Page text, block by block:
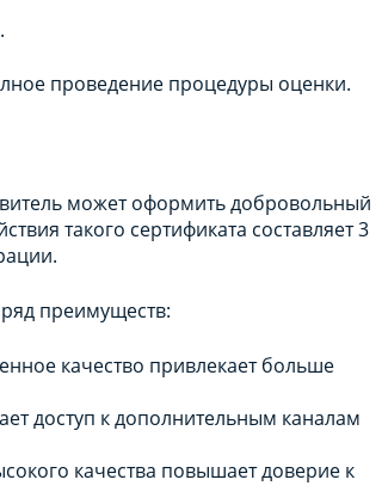
проведение процедуры оценки.
может оформить добровольный
такого сертификата составляет 3
преимуществ:
качество привлекает больше
доступ к дополнительным каналам
качества повышает доверие к